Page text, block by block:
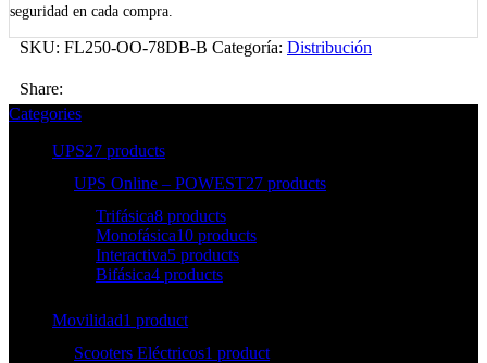
seguridad en cada compra.
SKU: FL250-OO-78DB-B Categoría: Distribución
Share:
Categories
UPS27 products
UPS Online – POWEST27 products
Trifásica8 products
Monofásica10 products
Interactiva5 products
Bifásica4 products
Movilidad1 product
Scooters Eléctricos1 product